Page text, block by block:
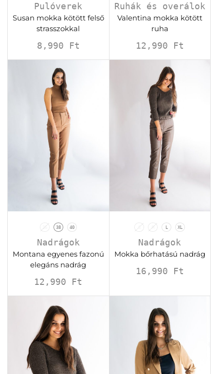
Pulóverek
Susan mokka kötött felső
strasszokkal
8,990 Ft
Ruhák és overálok
Valentina mokka kötött
ruha
12,990 Ft
36 38 40
Nadrágok
Montana egyenes fazonú
elegáns nadrág
12,990 Ft
M L XL
Nadrágok
Mokka bőrhatású nadrág
16,990 Ft